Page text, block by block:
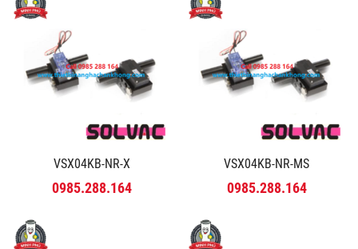
VSX04KB-NR-X
0985.288.164
VSX04KB-NR-MS
0985.288.164